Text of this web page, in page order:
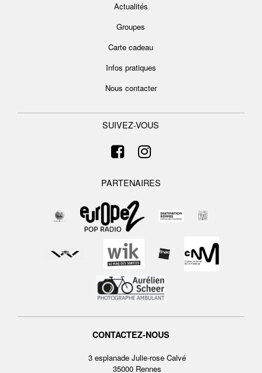
Actualités
Groupes
Carte cadeau
Infos pratiques
Nous contacter
SUIVEZ-VOUS
PARTENAIRES
CONTACTEZ-NOUS
3 esplanade Julie-rose Calvé
35000 Rennes